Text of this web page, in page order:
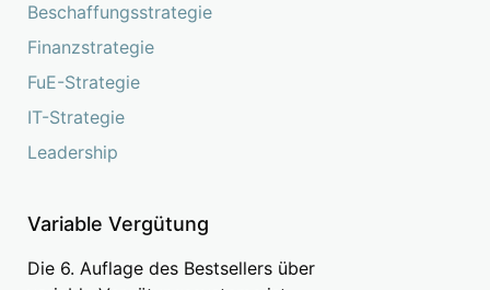
Beschaffungsstrategie
Finanzstrategie
FuE-Strategie
IT-Strategie
Leadership
Variable Vergütung
Die 6. Auflage des Bestsellers über